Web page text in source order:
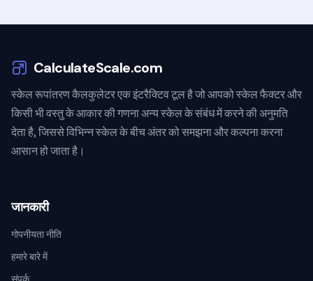
CalculateScale.com
स्केल रूपांतरण कैलकुलेटर एक इंटरैक्टिव टूल है जो आपको स्केल फैक्टर और
किसी भी वस्तु के आकार की गणना अन्य स्केल के संबंध में करने की अनुमति
देता है, जिससे विभिन्न स्केल के बीच अंतर को समझना और कल्पना करना
आसान हो जाता है।
जानकारी
गोपनीयता नीति
हमारे बारे में